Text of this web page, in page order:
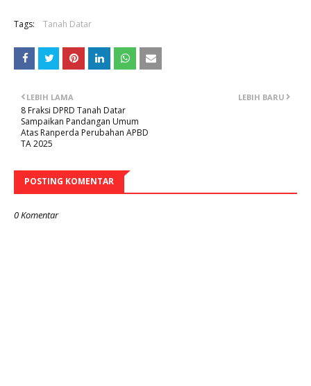
Tags: Tanah Datar
LEBIH BARU
LEBIH LAMA
8 Fraksi DPRD Tanah Datar
Sampaikan Pandangan Umum
Atas Ranperda Perubahan APBD
TA 2025
POSTING KOMENTAR
0 Komentar